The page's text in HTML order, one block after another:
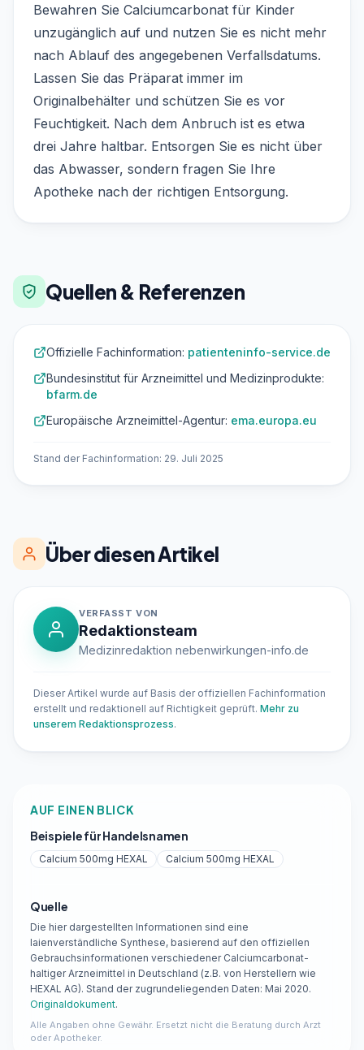
Bewahren Sie Calciumcarbonat für Kinder
unzugänglich auf und nutzen Sie es nicht mehr
nach Ablauf des angegebenen Verfallsdatums.
Lassen Sie das Präparat immer im
Originalbehälter und schützen Sie es vor
Feuchtigkeit. Nach dem Anbruch ist es etwa
drei Jahre haltbar. Entsorgen Sie es nicht über
das Abwasser, sondern fragen Sie Ihre
Apotheke nach der richtigen Entsorgung.
Quellen & Referenzen
Offizielle Fachinformation: patienteninfo-service.de
Bundesinstitut für Arzneimittel und Medizinprodukte:
bfarm.de
Europäische Arzneimittel-Agentur: ema.europa.eu
Stand der Fachinformation: 29. Juli 2025
Über diesen Artikel
VERFASST VON
Redaktionsteam
Medizinredaktion nebenwirkungen-info.de
Dieser Artikel wurde auf Basis der offiziellen Fachinformation
erstellt und redaktionell auf Richtigkeit geprüft. Mehr zu
unserem Redaktionsprozess.
AUF EINEN BLICK
Beispiele für Handelsnamen
Calcium 500mg HEXAL Calcium 500mg HEXAL
Quelle
Die hier dargestellten Informationen sind eine
laienverständliche Synthese, basierend auf den offiziellen
Gebrauchsinformationen verschiedener Calciumcarbonat-
haltiger Arzneimittel in Deutschland (z.B. von Herstellern wie
HEXAL AG). Stand der zugrundeliegenden Daten: Mai 2020.
Originaldokument.
Alle Angaben ohne Gewähr. Ersetzt nicht die Beratung durch Arzt
oder Apotheker.